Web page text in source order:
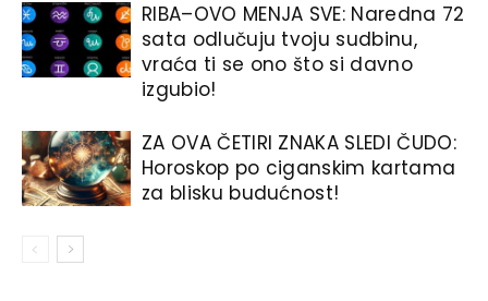
RIBA–OVO MENJA SVE: Naredna 72
sata odlučuju tvoju sudbinu,
vraća ti se ono što si davno
izgubio!
ZA OVA ČETIRI ZNAKA SLEDI ČUDO:
Horoskop po ciganskim kartama
za blisku budućnost!